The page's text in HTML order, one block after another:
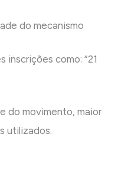
do mecanismo
inscrições como: “21
do movimento, maior
utilizados.